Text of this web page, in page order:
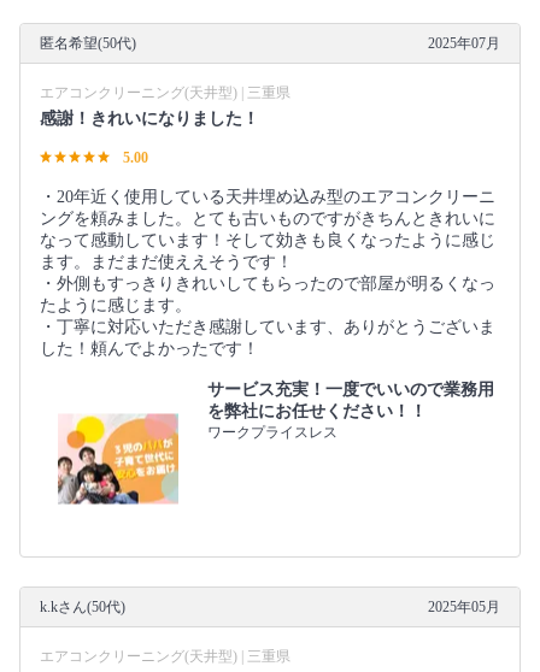
匿名希望(50代) 2025年07月
エアコンクリーニング(天井型) | 三重県
感謝！きれいになりました！
5.00
・20年近く使用している天井埋め込み型のエアコンクリーニ
ングを頼みました。とても古いものですがきちんときれいに
なって感動しています！そして効きも良くなったように感じ
ます。まだまだ使ええそうです！
・外側もすっきりきれいしてもらったので部屋が明るくなっ
たように感じます。
・丁寧に対応いただき感謝しています、ありがとうございま
した！頼んでよかったです！
サービス充実！一度でいいので業務用
を弊社にお任せください！！
ワークプライスレス
k.kさん(50代) 2025年05月
エアコンクリーニング(天井型) | 三重県